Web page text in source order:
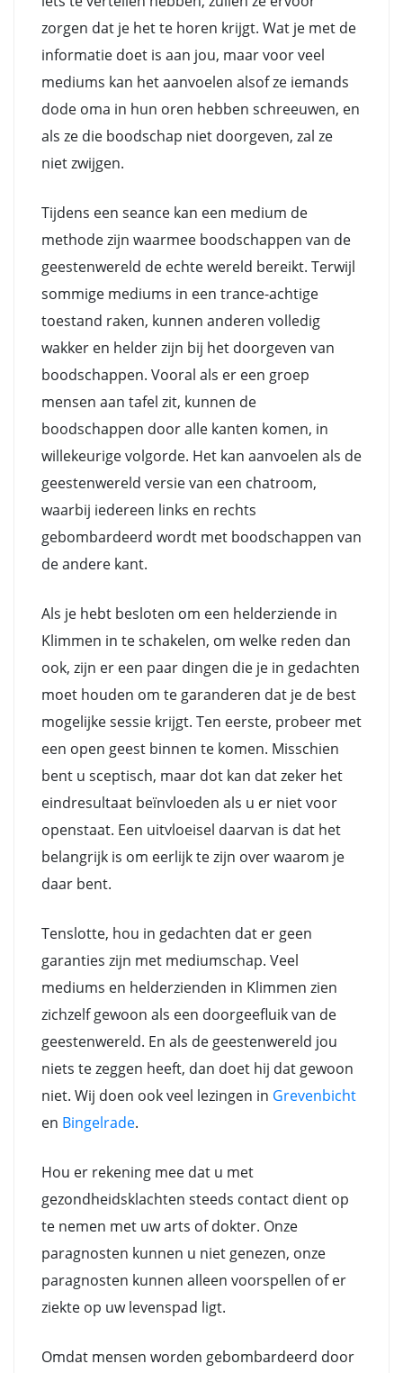
zorgen dat je het te horen krijgt. Wat je met de
informatie doet is aan jou, maar voor veel
mediums kan het aanvoelen alsof ze iemands
dode oma in hun oren hebben schreeuwen, en
als ze die boodschap niet doorgeven, zal ze
niet zwijgen.
Tijdens een seance kan een medium de
methode zijn waarmee boodschappen van de
geestenwereld de echte wereld bereikt. Terwijl
sommige mediums in een trance-achtige
toestand raken, kunnen anderen volledig
wakker en helder zijn bij het doorgeven van
boodschappen. Vooral als er een groep
mensen aan tafel zit, kunnen de
boodschappen door alle kanten komen, in
willekeurige volgorde. Het kan aanvoelen als de
geestenwereld versie van een chatroom,
waarbij iedereen links en rechts
gebombardeerd wordt met boodschappen van
de andere kant.
Als je hebt besloten om een helderziende in
Klimmen in te schakelen, om welke reden dan
ook, zijn er een paar dingen die je in gedachten
moet houden om te garanderen dat je de best
mogelijke sessie krijgt. Ten eerste, probeer met
een open geest binnen te komen. Misschien
bent u sceptisch, maar dot kan dat zeker het
eindresultaat beïnvloeden als u er niet voor
openstaat. Een uitvloeisel daarvan is dat het
belangrijk is om eerlijk te zijn over waarom je
daar bent.
Tenslotte, hou in gedachten dat er geen
garanties zijn met mediumschap. Veel
mediums en helderzienden in Klimmen zien
zichzelf gewoon als een doorgeefluik van de
geestenwereld. En als de geestenwereld jou
niets te zeggen heeft, dan doet hij dat gewoon
niet. Wij doen ook veel lezingen in Grevenbicht
en Bingelrade.
Hou er rekening mee dat u met
gezondheidsklachten steeds contact dient op
te nemen met uw arts of dokter. Onze
paragnosten kunnen u niet genezen, onze
paragnosten kunnen alleen voorspellen of er
ziekte op uw levenspad ligt.
Omdat mensen worden gebombardeerd door